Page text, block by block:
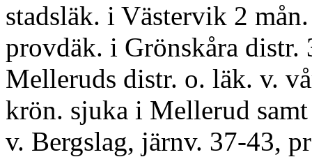
stadsläk. i Västervik 2
provdäk. i Grönskåra distr.
Melleruds distr. o. läk. v.
krön. sjuka i Mellerud
v. Bergslag, järnv. 37-43,